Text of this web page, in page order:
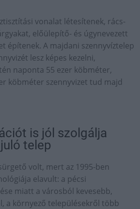
vonalat létesítenek, rács-
előülepítő- és úgynevezett
építenek. A majdani szennyvíztelep
lesz képes kezelni,
naponta 55 ezer köbméter,
köbméter szennyvizet tud majd
is jól szolgálja
telep
volt, mert az 1995-ben
elavult: a pécsi
miatt a városból kevesebb,
a környező településekről több